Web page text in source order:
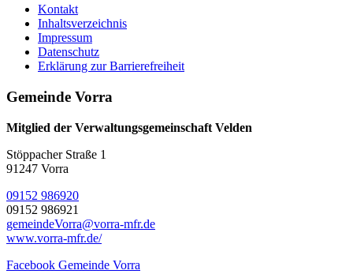
Kontakt
Inhaltsverzeichnis
Impressum
Datenschutz
Erklärung zur Barrierefreiheit
Gemeinde Vorra
Mitglied der Verwaltungsgemeinschaft Velden
Stöppacher Straße 1
91247 Vorra
09152 986920
09152 986921
gemeindeVorra@vorra-mfr.de
www.vorra-mfr.de/
Facebook Gemeinde Vorra